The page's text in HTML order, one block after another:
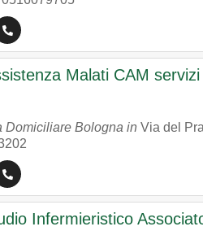
Malati CAM servizi
Domiciliare Bologna in Via del
Infermieristico